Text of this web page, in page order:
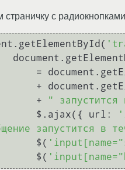
с
=
+
                    +
" запустится
                    $.ajax({ url:
запустится в
                    $(
                    $(